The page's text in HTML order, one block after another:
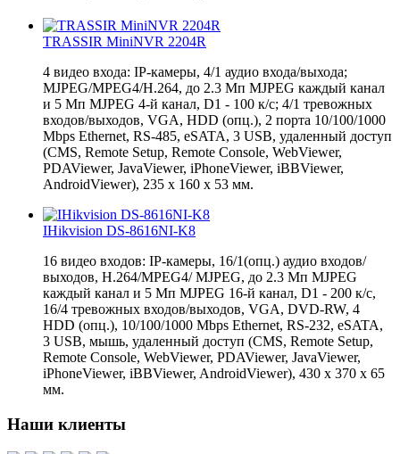
TRASSIR MiniNVR 2204R
4 видео входа: IP-камеры, 4/1 аудио входа/выхода;
MJPEG/MPEG4/H.264, до 2.3 Мп MJPEG каждый канал
и 5 Мп MJPEG 4-й канал, D1 - 100 к/с; 4/1 тревожных
входов/выходов, VGA, HDD (опц.), 2 порта 10/100/1000
Mbps Ethernet, RS-485, eSATA, 3 USB, удаленный доступ
(CMS, Remote Setup, Remote Console, WebViewer,
PDAViewer, JavaViewer, iPhoneViewer, iBBViewer,
AndroidViewer), 235 x 160 x 53 мм.
IHikvision DS-8616NI-K8
16 видео входов: IP-камеры, 16/1(опц.) аудио входов/
выходов, H.264/MPEG4/ MJPEG, до 2.3 Мп MJPEG
каждый канал и 5 Мп MJPEG 16-й канал, D1 - 200 к/c,
16/4 тревожных входов/выходов, VGA, DVD-RW, 4
HDD (опц.), 10/100/1000 Mbps Ethernet, RS-232, eSATA,
3 USB, мышь, удаленный доступ (CMS, Remote Setup,
Remote Console, WebViewer, PDAViewer, JavaViewer,
iPhoneViewer, iBBViewer, AndroidViewer), 430 x 370 x 65
мм.
Наши клиенты